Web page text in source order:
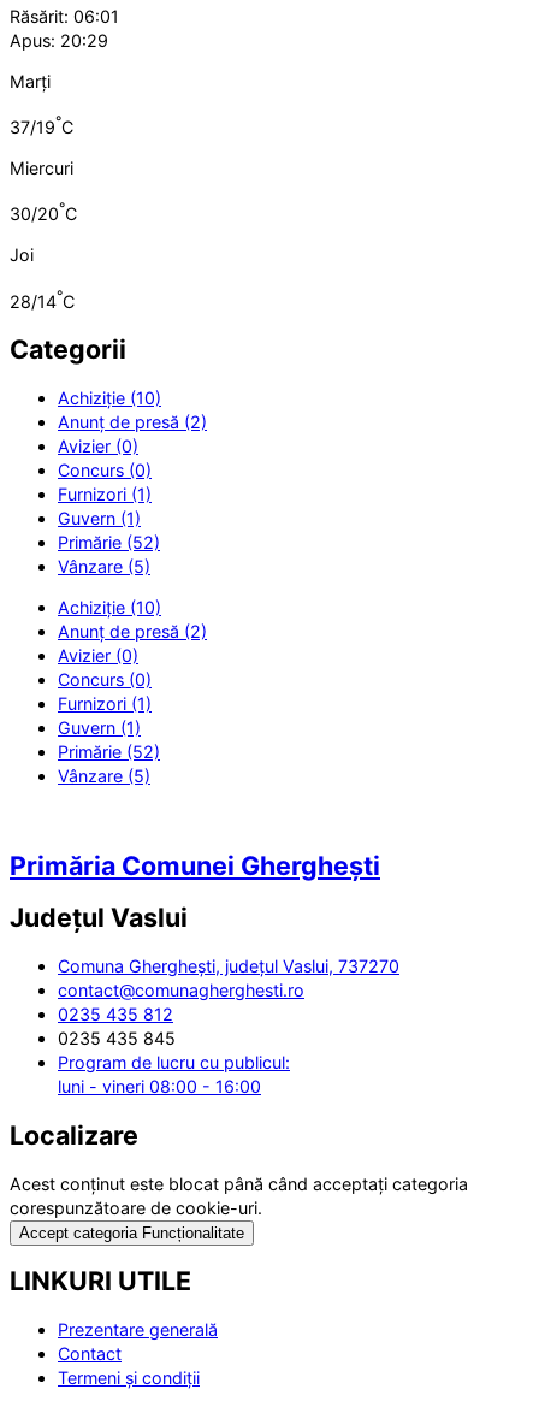
Răsărit: 06:01
Apus: 20:29
Marți
37/19°C
Miercuri
30/20°C
Joi
28/14°C
Categorii
Achiziție (10)
Anunț de presă (2)
Avizier (0)
Concurs (0)
Furnizori (1)
Guvern (1)
Primărie (52)
Vânzare (5)
Achiziție (10)
Anunț de presă (2)
Avizier (0)
Concurs (0)
Furnizori (1)
Guvern (1)
Primărie (52)
Vânzare (5)
Primăria Comunei Gherghești
Județul Vaslui
Comuna Gherghești, județul Vaslui, 737270
contact@comunagherghesti.ro
0235 435 812
0235 435 845
Program de lucru cu publicul:
luni - vineri 08:00 - 16:00
Localizare
Acest conținut este blocat până când acceptați categoria
corespunzătoare de cookie-uri.
Accept categoria Funcționalitate
LINKURI UTILE
Prezentare generală
Contact
Termeni și condiții